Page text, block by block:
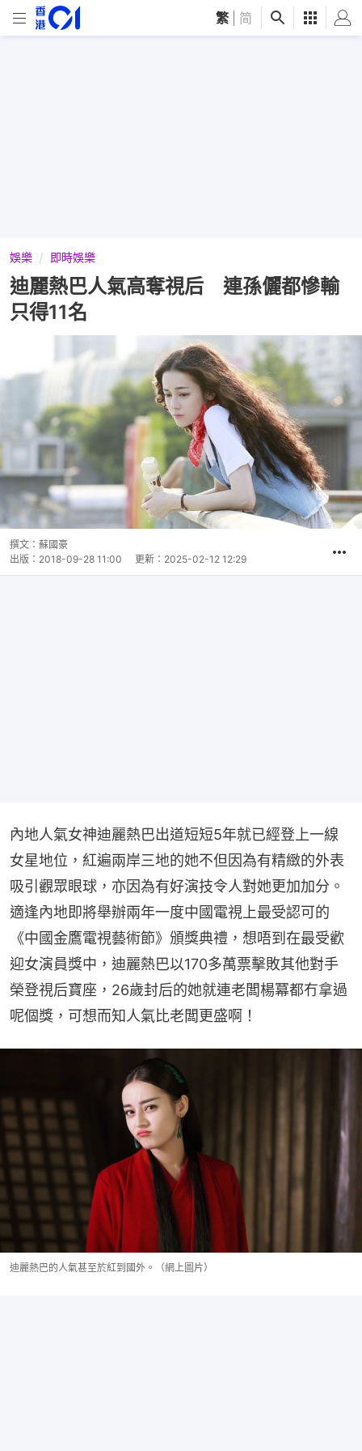
繁 简
娛樂 即時娛樂
迪麗熱巴人氣高奪視后 連孫儷都慘輸
只得11名
撰文： 蘇國豪
出版： 2018-09-28 11:00 更新： 2025-02-12 12:29
內地人氣女神迪麗熱巴出道短短5年就已經登上一線
女星地位，紅遍兩岸三地的她不但因為有精緻的外表
吸引觀眾眼球，亦因為有好演技令人對她更加加分。
適逢內地即將舉辦兩年一度中國電視上最受認可的
《中國金鷹電視藝術節》頒獎典禮，想唔到在最受歡
迎女演員獎中，迪麗熱巴以170多萬票擊敗其他對手
榮登視后寶座，26歲封后的她就連老闆楊冪都冇拿過
呢個獎，可想而知人氣比老闆更盛啊！
迪麗熱巴的人氣甚至於紅到國外。（網上圖片）